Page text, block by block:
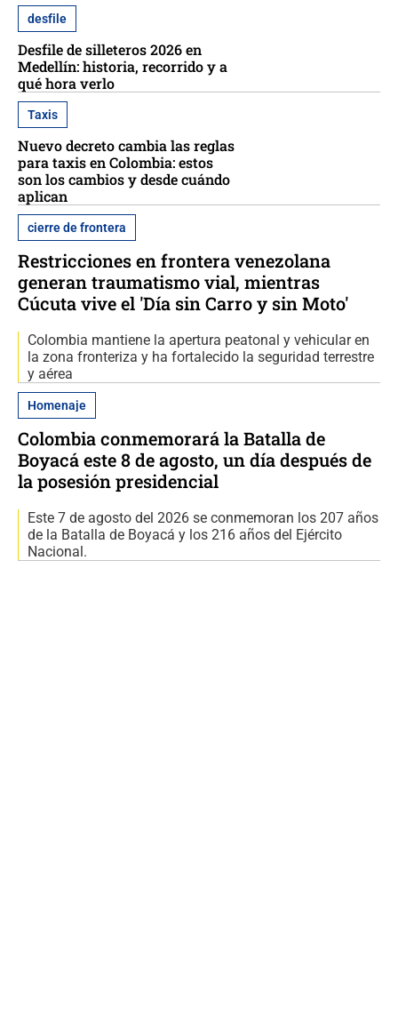
desfile
Desfile de silleteros 2026 en
Medellín: historia, recorrido y a
qué hora verlo
Taxis
Nuevo decreto cambia las reglas
para taxis en Colombia: estos
son los cambios y desde cuándo
aplican
cierre de frontera
Restricciones en frontera venezolana
generan traumatismo vial, mientras
Cúcuta vive el 'Día sin Carro y sin Moto'
Colombia mantiene la apertura peatonal y vehicular en
la zona fronteriza y ha fortalecido la seguridad terrestre
y aérea
Homenaje
Colombia conmemorará la Batalla de
Boyacá este 8 de agosto, un día después de
la posesión presidencial
Este 7 de agosto del 2026 se conmemoran los 207 años
de la Batalla de Boyacá y los 216 años del Ejército
Nacional.